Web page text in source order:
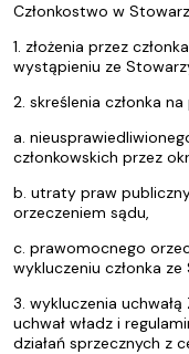
Członkostwo w
1. złożenia przez
wystąpieniu ze
2. skreślenia członka
a.
członkowskich przez
b. utraty praw
orzeczeniem sądu,
c. prawomocnego
wykluczeniu członka
3. wykluczenia
uchwał władz i
działań sprzecznych z